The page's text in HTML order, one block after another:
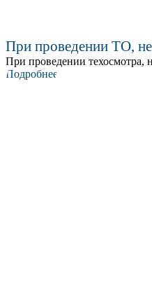
При проведении ТО,
При проведении техосмотра,
Подробнее